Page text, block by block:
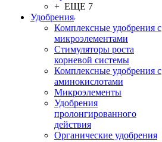
+ ЕЩЕ 7
Удобрения
Комплексные удобрения с
микроэлементами
Стимуляторы роста
корневой системы
Комплексные удобрения с
аминокислотами
Микроэлементы
Удобрения
пролонгированного
действия
Органические удобрения